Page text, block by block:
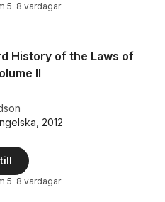
5-8 vardagar
History of the Laws of
II
2012
5-8 vardagar